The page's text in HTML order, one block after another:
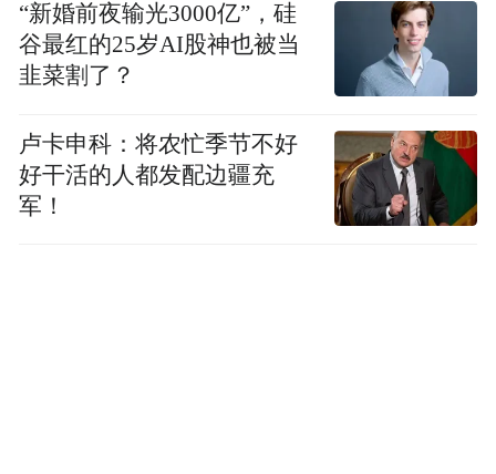
“新婚前夜输光3000亿”，硅
谷最红的25岁AI股神也被当
韭菜割了？
卢卡申科：将农忙季节不好
好干活的人都发配边疆充
军！